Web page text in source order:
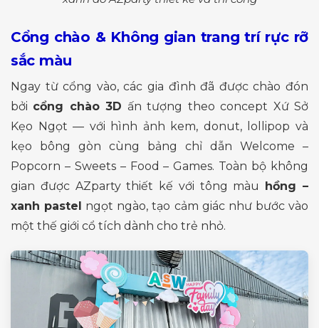
Cổng chào & Không gian trang trí rực rỡ
sắc màu
Ngay từ cổng vào, các gia đình đã được chào đón
bởi cổng chào 3D ấn tượng theo concept Xứ Sở
Kẹo Ngọt — với hình ảnh kem, donut, lollipop và
kẹo bông gòn cùng bảng chỉ dẫn Welcome –
Popcorn – Sweets – Food – Games. Toàn bộ không
gian được AZparty thiết kế với tông màu
hồng –
xanh pastel
ngọt ngào, tạo cảm giác như bước vào
một thế giới cổ tích dành cho trẻ nhỏ.